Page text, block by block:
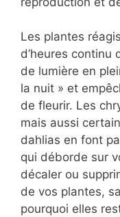
Les plantes
d’heures continu
de lumière en
la nuit » et
de fleurir. Les
mais aussi
dahlias en font
qui déborde sur
décaler ou
de vos plantes,
pourquoi elles